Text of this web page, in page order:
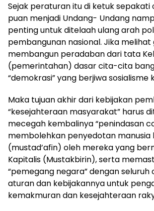
Sejak peraturan itu di ketuk sepakati
puan menjadi Undang- Undang
penting untuk ditelaah ulang arah
pembangunan nasional. Jika melihat
membangun peradaban dari tata
(pemerintahan) dasar cita-cita
“demokrasi” yang berjiwa sosialisme
Maka tujuan akhir dari kebijakan
“kesejahteraan masyarakat” harus
mecegah kembalinya “penindasan
membolehkan penyedotan manusia
(mustad’afin) oleh mereka yang
Kapitalis (Mustakbirin), serta
“pemegang negara” dengan seluruh
aturan dan kebijakannya untuk
kemakmuran dan kesejahteraan